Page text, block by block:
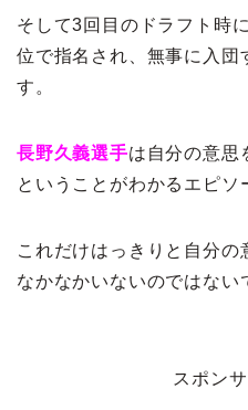
そして3回目のドラフト時
位で指名され、無事に入団
す。
長野久義選手は自分の意思
ということがわかるエピソ
これだけはっきりと自分の
なかなかいないのではない
スポン